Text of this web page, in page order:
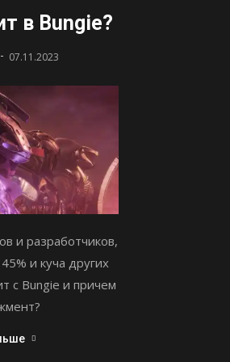
в Bungie?
- 07.11.2023
и разработчиков,
и куча других
с Bungie и причем